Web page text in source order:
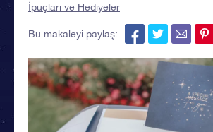
İpuçları ve Hediyeler
Bu makaleyi paylaş: